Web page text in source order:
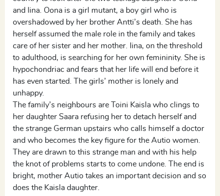
and Iina. Oona is a girl mutant, a boy girl who is
overshadowed by her brother Antti’s death. She has
herself assumed the male role in the family and takes
care of her sister and her mother. Iina, on the threshold
to adulthood, is searching for her own femininity. She is
hypochondriac and fears that her life will end before it
has even started. The girls’ mother is lonely and
unhappy.
The family’s neighbours are Toini Kaisla who clings to
her daughter Saara refusing her to detach herself and
the strange German upstairs who calls himself a doctor
and who becomes the key figure for the Autio women.
They are drawn to this strange man and with his help
the knot of problems starts to come undone. The end is
bright, mother Autio takes an important decision and so
does the Kaisla daughter.